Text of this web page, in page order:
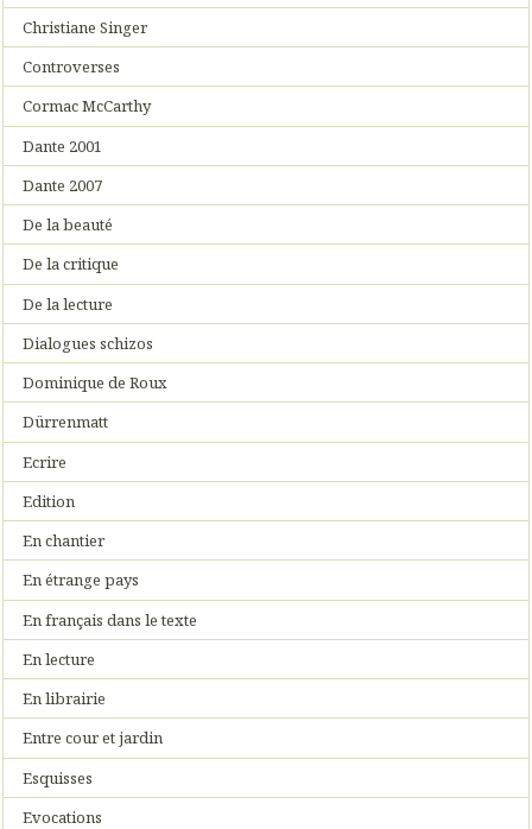
Christiane Singer
Controverses
Cormac McCarthy
Dante 2001
Dante 2007
De la beauté
De la critique
De la lecture
Dialogues schizos
Dominique de Roux
Dürrenmatt
Ecrire
Edition
En chantier
En étrange pays
En français dans le texte
En lecture
En librairie
Entre cour et jardin
Esquisses
Evocations